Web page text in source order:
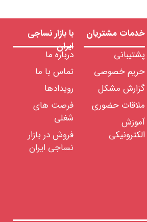
خدمات مشتریان
پشتیبانی
حریم خصوصی
گزارش مشکل
ملاقات حضوری
آموزش
الکترونیکی
با بازار نساجی
ایران
درباره ما
تماس با ما
رویدادها
فرصت های
شغلی
فروش در بازار
نساجی ایران